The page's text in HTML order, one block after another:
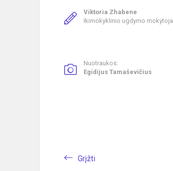
Viktoria Zhabene
Ikimokyklinio ugdymo mokytoja
Nuotraukos:
Egidijus Tamaševičius
Grįžti